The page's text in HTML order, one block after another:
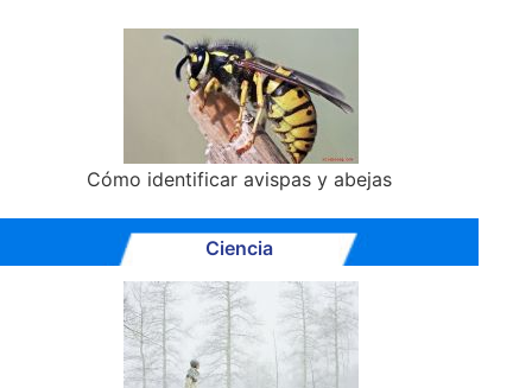
Cómo identificar avispas y abejas
Ciencia